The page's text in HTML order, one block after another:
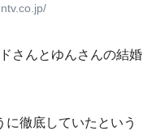
さんとゆんさんの結婚
徹底していたという